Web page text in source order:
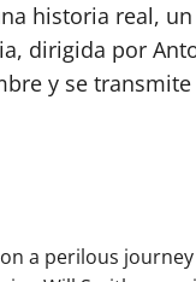
historia real,
dirigida por
y se transmite
a perilous